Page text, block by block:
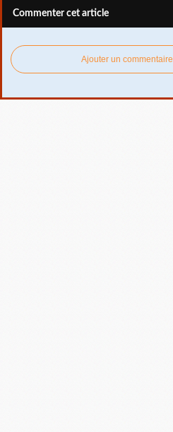
Commenter cet article
Ajouter un commentaire